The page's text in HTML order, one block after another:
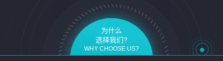
为什么
选择我们?
WHY CHOOSE US?